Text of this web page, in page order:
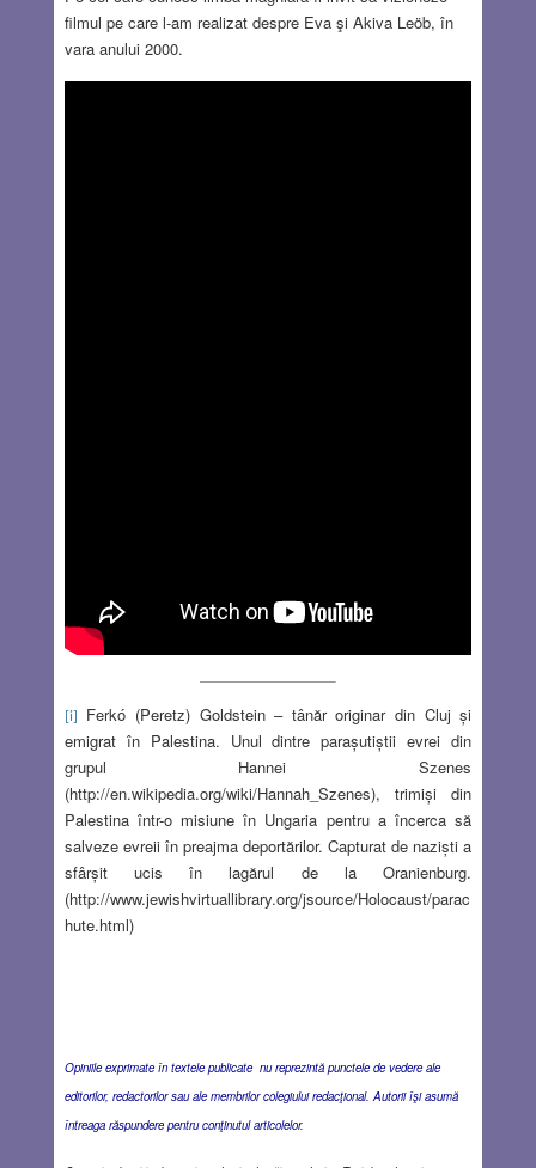
filmul pe care l-am realizat despre Eva şi Akiva Leöb, în
vara anului 2000.
[i]
Ferkó (Peretz) Goldstein – tânăr originar din Cluj şi
emigrat în Palestina. Unul dintre paraşutiştii evrei din
grupul Hannei Szenes
(http://en.wikipedia.org/wiki/Hannah_Szenes), trimişi din
Palestina într-o misiune în Ungaria pentru a încerca să
salveze evreii în preajma deportărilor. Capturat de nazişti a
sfârşit ucis în lagărul de la Oranienburg.
(http://www.jewishvirtuallibrary.org/jsource/Holocaust/parac
hute.html)
Opiniile exprimate în textele publicate nu reprezintă punctele de vedere ale
editorilor, redactorilor sau ale membrilor colegiului redacţional. Autorii îşi asumă
întreaga răspundere pentru conţinutul articolelor.